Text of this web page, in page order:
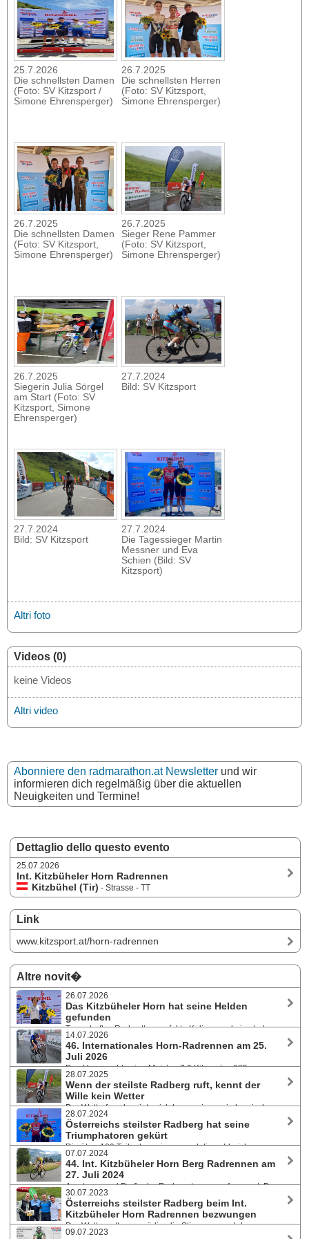
Dettaglio dello questo evento
25.07.2026
Int. Kitzbüheler Horn Radrennen
Kitzbühel (Tir) - Strasse - TT
Link
www.kitzsport.at/horn-radrennen
Altre novit�
26.07.2026
Das Kitzbüheler Horn hat seine Helden
gefunden
Traumhaftes Radwetter, perfekte Kulisse und ein stark
besetztes Starterfeld - das 46. Internationale Hornradrennen
präsentierte sich heuer von seiner Sonnenseite: Mehr als 120
Athlet:innen stellten sich am 25. Juli 2026 der Herausforderung.
14.07.2026
46. Internationales Horn-Radrennen am 25.
Juli 2026
Das Horn sucht seine Meister: 7,2 Kilometer, 865
Höhenmeter und bis zu 22,3 Prozent Steigung. Der Radklassiker aufs
Kitzbüheler Horn fordert auch heuer wieder Ausdauer, Kampfgeist und
echte „Wadl-Beißer“. Anmeldungen sind noch möglich.
28.07.2025
Wenn der steilste Radberg ruft, kennt der
Wille kein Wetter
Der Wetterfrosch zeigte sich heuer ein wenig launisch:
Regen, Nebel und kühle Temperaturen forderten am 26. Juli 2025 beim
45. Internationalen Hornradrennen selbst den härtesten Athleten alles
ab. Die Schnellsten: Julia Sörgel und René Pammer.
28.07.2024
Österreichs steilster Radberg hat seine
Triumphatoren gekürt
Die über 100 Teilnehmer:innen und die zahlreich
erschienenen Zuschauer strahlten am 27. Juli 2024 beim 44.
Internationalen Kitzbüheler Horn Radrennen mit den Sieger:innen und
der Sonne um die Wette. Neue Gesichter ganz auf dem obersten
Siegertreppchen.
07.07.2024
44. Int. Kitzbüheler Horn Berg Radrennen am
27. Juli 2024
Amateure und Profis der Radsportszene aufgepasst: Der
Sportverein Kitzsport ruft erneut zum großen Kräftemessen auf das
legendäre Kitzbüheler Horn, dem Einzelzeitfahren auf Österreichs
steilsten Radberg mit bis zu 22,3 % Steigung und 7,2 Kilometer Länge.
30.07.2023
Österreichs steilster Radberg beim Int.
Kitzbüheler Horn Radrennen bezwungen
Der Wettergott war gnädig, die Stimmung und das
Teilnehmerfeld grandios - die 43. Ausgabe des Bergrennens am 29. Juli
09.07.2023
25.7.2026
Die schnellsten Damen
(Foto: SV Kitzsport /
Simone Ehrensperger)
26.7.2025
Die schnellsten Herren
(Foto: SV Kitzsport,
Simone Ehrensperger)
26.7.2025
Die schnellsten Damen
(Foto: SV Kitzsport,
Simone Ehrensperger)
26.7.2025
Sieger Rene Pammer
(Foto: SV Kitzsport,
Simone Ehrensperger)
26.7.2025
Siegerin Julia Sörgel
am Start (Foto: SV
Kitzsport, Simone
Ehrensperger)
27.7.2024
Bild: SV Kitzsport
27.7.2024
Bild: SV Kitzsport
27.7.2024
Die Tagessieger Martin
Messner und Eva
Schien (Bild: SV
Kitzsport)
Altri foto
Videos (0)
keine Videos
Altri video
Abonniere den radmarathon.at Newsletter und wir
informieren dich regelmäßig über die aktuellen
Neuigkeiten und Termine!